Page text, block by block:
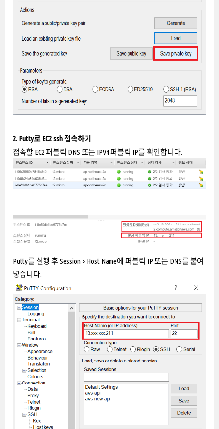
2. Putty로 EC2 ssh 접속하기
접속할 EC2 퍼블릭 DNS 또는 IPV4 퍼블릭 IP를 확인합니다.
Putty를 실행 후 Session > Host Name에 퍼블릭 IP 또는 DNS를 붙여
넣습니다.